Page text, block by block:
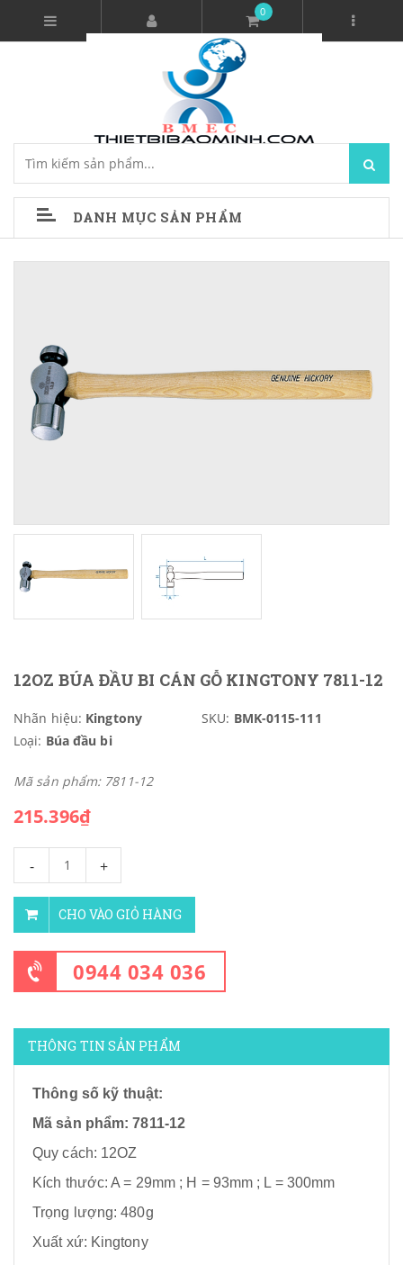
0
DANH MỤC SẢN PHẨM
12OZ BÚA ĐẦU BI CÁN GỖ KINGTONY 7811-12
Nhãn hiệu: Kingtony SKU: BMK-0115-111
Loại: Búa đầu bi
Mã sản phẩm: 7811-12
215.396₫
- +
CHO VÀO GIỎ HÀNG
0944 034 036
THÔNG TIN SẢN PHẨM
Thông số kỹ thuật:
Mã sản phẩm: 7811-12
Quy cách: 12OZ
Kích thước: A = 29mm ; H = 93mm ; L = 300mm
Trọng lượng: 480g
Xuất xứ: Kingtony